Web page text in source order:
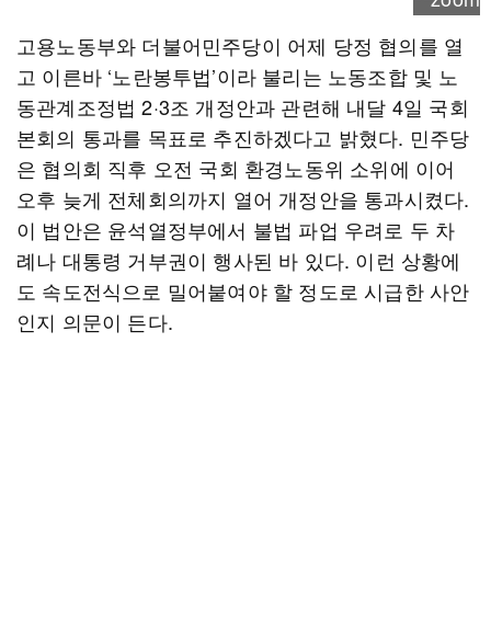
고용노동부와 더불어민주당이 어제 당정 협의를 열
고 이른바 ‘노란봉투법’이라 불리는 노동조합 및 노
동관계조정법 2·3조 개정안과 관련해 내달 4일 국회
본회의 통과를 목표로 추진하겠다고 밝혔다. 민주당
은 협의회 직후 오전 국회 환경노동위 소위에 이어
오후 늦게 전체회의까지 열어 개정안을 통과시켰다.
이 법안은 윤석열정부에서 불법 파업 우려로 두 차
례나 대통령 거부권이 행사된 바 있다. 이런 상황에
도 속도전식으로 밀어붙여야 할 정도로 시급한 사안
인지 의문이 든다.